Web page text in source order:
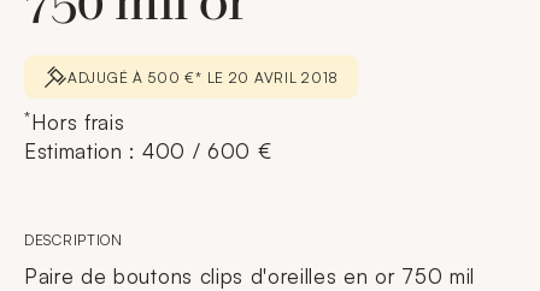
ADJUGÉ À 500 €* LE 20 AVRIL 2018
*Hors frais
Estimation : 400 / 600 €
DESCRIPTION
Paire de boutons clips d'oreilles en or 750 mil